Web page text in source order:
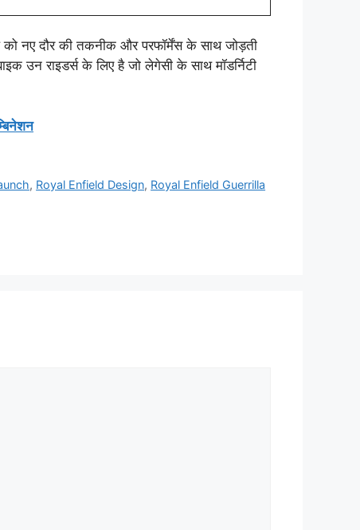
नए दौर की तकनीक और परफॉर्मेंस के साथ जोड़ती
उन राइडर्स के लिए है जो लेगेसी के साथ मॉडर्निटी
, Royal Enfield Design, Royal Enfield Guerrilla